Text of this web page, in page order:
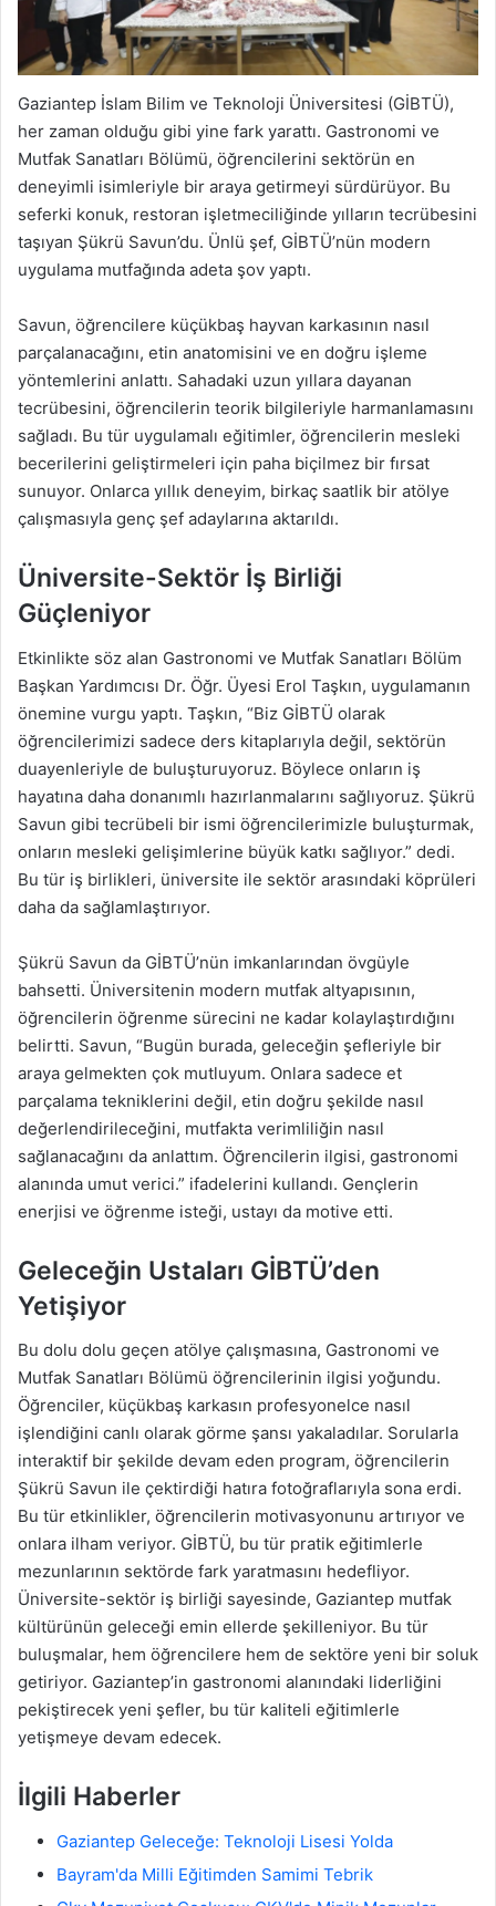
Gaziantep İslam Bilim ve Teknoloji Üniversitesi (GİBTÜ),
her zaman olduğu gibi yine fark yarattı. Gastronomi ve
Mutfak Sanatları Bölümü, öğrencilerini sektörün en
deneyimli isimleriyle bir araya getirmeyi sürdürüyor. Bu
seferki konuk, restoran işletmeciliğinde yılların tecrübesini
taşıyan Şükrü Savun’du. Ünlü şef, GİBTÜ’nün modern
uygulama mutfağında adeta şov yaptı.
Savun, öğrencilere küçükbaş hayvan karkasının nasıl
parçalanacağını, etin anatomisini ve en doğru işleme
yöntemlerini anlattı. Sahadaki uzun yıllara dayanan
tecrübesini, öğrencilerin teorik bilgileriyle harmanlamasını
sağladı. Bu tür uygulamalı eğitimler, öğrencilerin mesleki
becerilerini geliştirmeleri için paha biçilmez bir fırsat
sunuyor. Onlarca yıllık deneyim, birkaç saatlik bir atölye
çalışmasıyla genç şef adaylarına aktarıldı.
Üniversite-Sektör İş Birliği
Güçleniyor
Etkinlikte söz alan Gastronomi ve Mutfak Sanatları Bölüm
Başkan Yardımcısı Dr. Öğr. Üyesi Erol Taşkın, uygulamanın
önemine vurgu yaptı. Taşkın, “Biz GİBTÜ olarak
öğrencilerimizi sadece ders kitaplarıyla değil, sektörün
duayenleriyle de buluşturuyoruz. Böylece onların iş
hayatına daha donanımlı hazırlanmalarını sağlıyoruz. Şükrü
Savun gibi tecrübeli bir ismi öğrencilerimizle buluşturmak,
onların mesleki gelişimlerine büyük katkı sağlıyor.” dedi.
Bu tür iş birlikleri, üniversite ile sektör arasındaki köprüleri
daha da sağlamlaştırıyor.
Şükrü Savun da GİBTÜ’nün imkanlarından övgüyle
bahsetti. Üniversitenin modern mutfak altyapısının,
öğrencilerin öğrenme sürecini ne kadar kolaylaştırdığını
belirtti. Savun, “Bugün burada, geleceğin şefleriyle bir
araya gelmekten çok mutluyum. Onlara sadece et
parçalama tekniklerini değil, etin doğru şekilde nasıl
değerlendirileceğini, mutfakta verimliliğin nasıl
sağlanacağını da anlattım. Öğrencilerin ilgisi, gastronomi
alanında umut verici.” ifadelerini kullandı. Gençlerin
enerjisi ve öğrenme isteği, ustayı da motive etti.
Geleceğin Ustaları GİBTÜ’den
Yetişiyor
Bu dolu dolu geçen atölye çalışmasına, Gastronomi ve
Mutfak Sanatları Bölümü öğrencilerinin ilgisi yoğundu.
Öğrenciler, küçükbaş karkasın profesyonelce nasıl
işlendiğini canlı olarak görme şansı yakaladılar. Sorularla
interaktif bir şekilde devam eden program, öğrencilerin
Şükrü Savun ile çektirdiği hatıra fotoğraflarıyla sona erdi.
Bu tür etkinlikler, öğrencilerin motivasyonunu artırıyor ve
onlara ilham veriyor. GİBTÜ, bu tür pratik eğitimlerle
mezunlarının sektörde fark yaratmasını hedefliyor.
Üniversite-sektör iş birliği sayesinde, Gaziantep mutfak
kültürünün geleceği emin ellerde şekilleniyor. Bu tür
buluşmalar, hem öğrencilere hem de sektöre yeni bir soluk
getiriyor. Gaziantep’in gastronomi alanındaki liderliğini
pekiştirecek yeni şefler, bu tür kaliteli eğitimlerle
yetişmeye devam edecek.
İlgili Haberler
Gaziantep Geleceğe: Teknoloji Lisesi Yolda
Bayram'da Milli Eğitimden Samimi Tebrik